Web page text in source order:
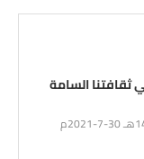
ثقافتنا السامة